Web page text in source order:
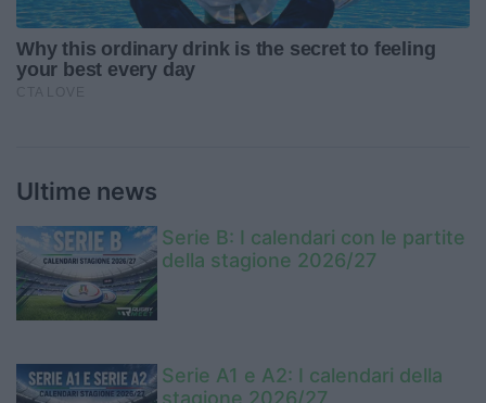
Ultime news
Serie B: I calendari con le partite
della stagione 2026/27
Serie A1 e A2: I calendari della
stagione 2026/27